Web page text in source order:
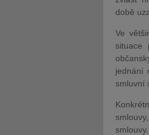
době
Ve
situace
jednání
smluvní
smlouvy.
JUDr. Tomáš Nielsen